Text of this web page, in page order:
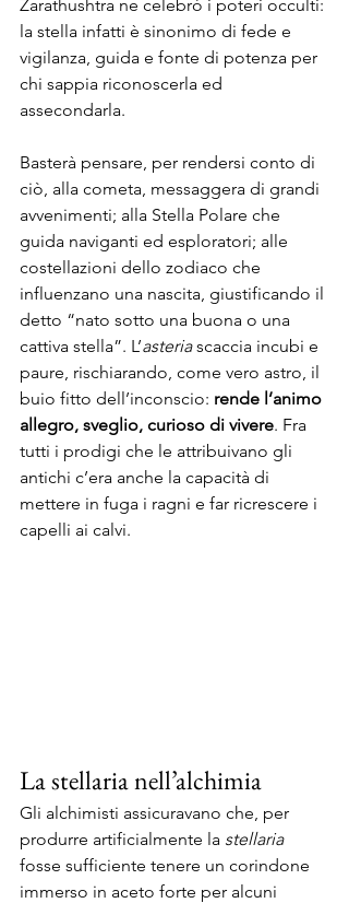
Zarathushtra ne celebrò i poteri occulti:
la stella infatti è sinonimo di fede e
vigilanza, guida e fonte di potenza per
chi sappia riconoscerla ed
assecondarla.
Basterà pensare, per rendersi conto di
ciò, alla cometa, messaggera di grandi
avvenimenti; alla Stella Polare che
guida naviganti ed esploratori; alle
costellazioni dello zodiaco che
influenzano una nascita, giustificando il
detto “nato sotto una buona o una
cattiva stella”. L’asteria scaccia incubi e
paure, rischiarando, come vero astro, il
buio fitto dell’inconscio: rende l’animo
allegro, sveglio, curioso di vivere. Fra
tutti i prodigi che le attribuivano gli
antichi c’era anche la capacità di
mettere in fuga i ragni e far ricrescere i
capelli ai calvi.
La stellaria nell’alchimia
Gli alchimisti assicuravano che, per
produrre artificialmente la stellaria
fosse sufficiente tenere un corindone
immerso in aceto forte per alcuni